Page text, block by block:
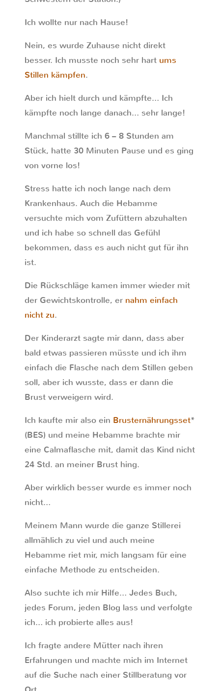
Ich wollte nur nach Hause!
Nein, es wurde Zuhause nicht direkt
besser. Ich musste noch sehr hart ums
Stillen kämpfen.
Aber ich hielt durch und kämpfte… Ich
kämpfte noch lange danach… sehr lange!
Manchmal stillte ich 6 – 8 Stunden am
Stück, hatte 30 Minuten Pause und es ging
von vorne los!
Stress hatte ich noch lange nach dem
Krankenhaus. Auch die Hebamme
versuchte mich vom Zufüttern abzuhalten
und ich habe so schnell das Gefühl
bekommen, dass es auch nicht gut für ihn
ist.
Die Rückschläge kamen immer wieder mit
der Gewichtskontrolle, er nahm einfach
nicht zu.
Der Kinderarzt sagte mir dann, dass aber
bald etwas passieren müsste und ich ihm
einfach die Flasche nach dem Stillen geben
soll, aber ich wusste, dass er dann die
Brust verweigern wird.
Ich kaufte mir also ein Brusternährungsset*
(BES) und meine Hebamme brachte mir
eine Calmaflasche mit, damit das Kind nicht
24 Std. an meiner Brust hing.
Aber wirklich besser wurde es immer noch
nicht…
Meinem Mann wurde die ganze Stillerei
allmählich zu viel und auch meine
Hebamme riet mir, mich langsam für eine
einfache Methode zu entscheiden.
Also suchte ich mir Hilfe… Jedes Buch,
jedes Forum, jeden Blog lass und verfolgte
ich… ich probierte alles aus!
Ich fragte andere Mütter nach ihren
Erfahrungen und machte mich im Internet
auf die Suche nach einer Stillberatung vor